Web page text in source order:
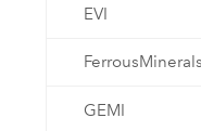
EVI
FerrousMinerals
GEMI